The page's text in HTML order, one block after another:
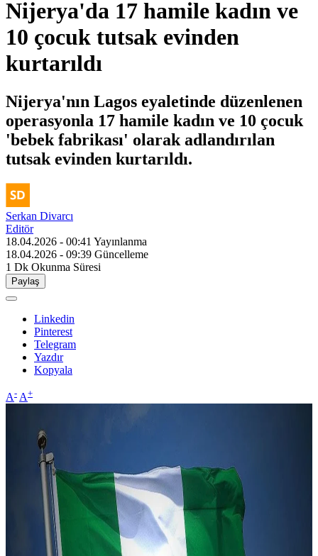
Nijerya'da 17 hamile kadın ve
10 çocuk tutsak evinden
kurtarıldı
Nijerya'nın Lagos eyaletinde düzenlenen
operasyonla 17 hamile kadın ve 10 çocuk
'bebek fabrikası' olarak adlandırılan
tutsak evinden kurtarıldı.
Serkan Divarcı
Editör
18.04.2026 - 00:41 Yayınlanma
18.04.2026 - 09:39 Güncelleme
1 Dk Okunma Süresi
Paylaş
Linkedin
Pinterest
Telegram
Yazdır
Kopyala
A- A+